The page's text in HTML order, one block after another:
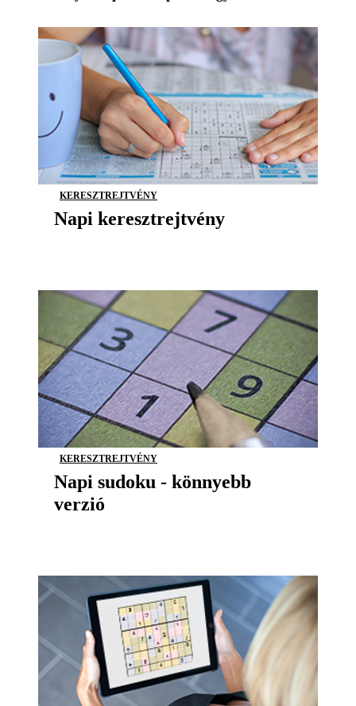
KERESZTREJTVÉNY
Napi keresztrejtvény
KERESZTREJTVÉNY
Napi sudoku - könnyebb
verzió